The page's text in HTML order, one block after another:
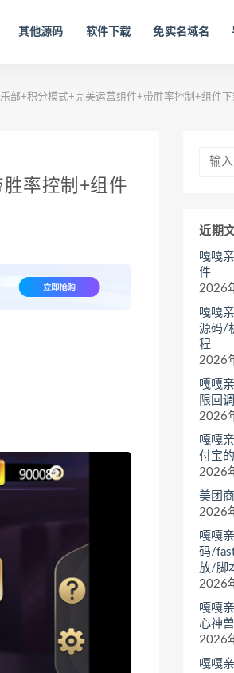
其他源码 软件下载 免实名域名
部+积分模式+完美运营组件+带胜率控制+组件下
率控制+组件
近期
嘎嘎
件
2026
嘎嘎
源码/
程
2026
嘎嘎
限回
2026
嘎嘎
付宝
2026
美团
2026
嘎嘎
码/
放/脚
2026
嘎嘎
心神
2026
嘎嘎